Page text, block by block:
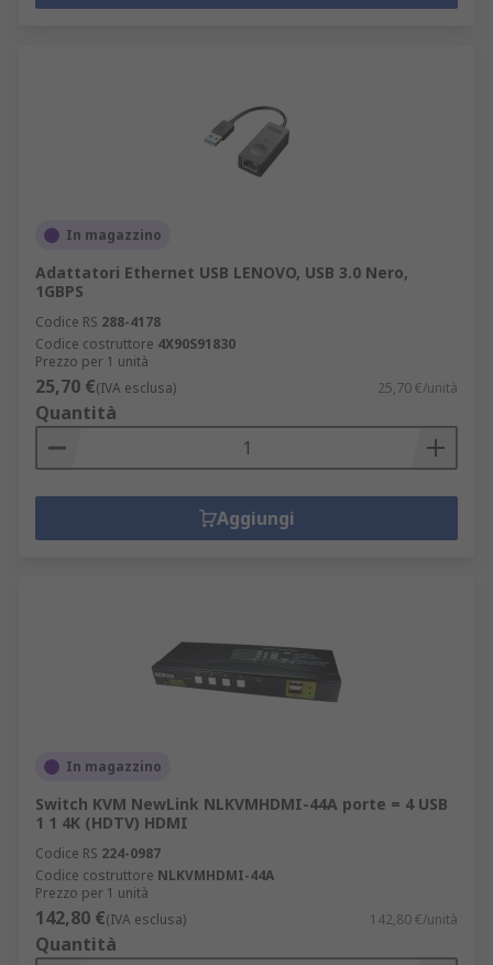
In magazzino
Adattatori Ethernet USB LENOVO, USB 3.0 Nero,
1GBPS
Codice RS 288-4178
Codice costruttore 4X90S91830
Prezzo per 1 unità
25,70 €(IVA esclusa) 25,70 €/unità
Quantità
Aggiungi
In magazzino
Switch KVM NewLink NLKVMHDMI-44A porte = 4 USB
1 1 4K (HDTV) HDMI
Codice RS 224-0987
Codice costruttore NLKVMHDMI-44A
Prezzo per 1 unità
142,80 €(IVA esclusa) 142,80 €/unità
Quantità